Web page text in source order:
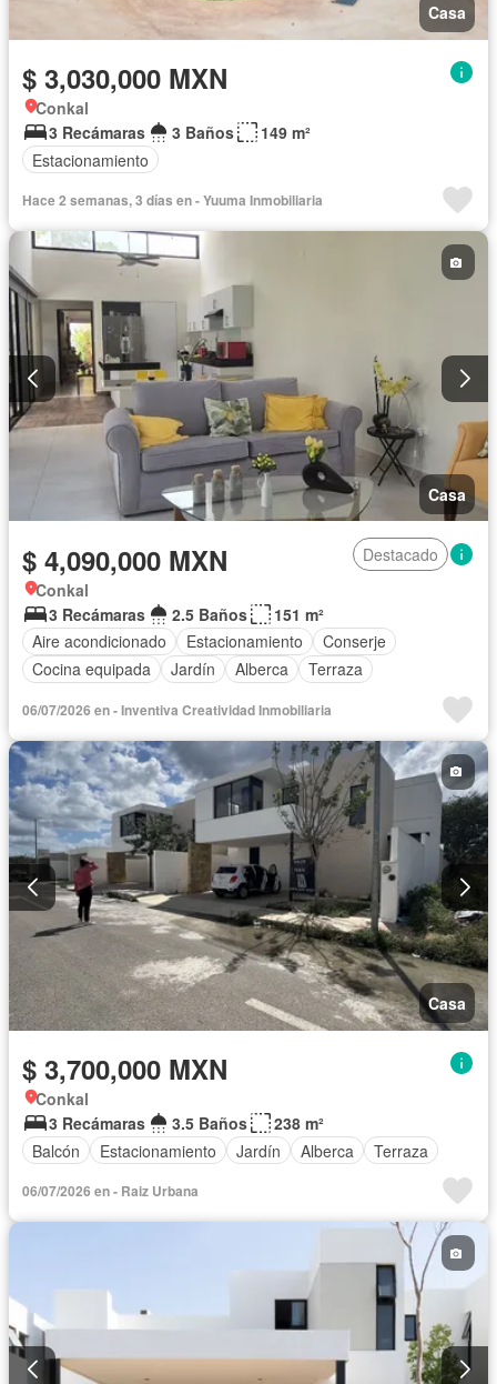
Casa
$ 3,030,000 MXN
Conkal
3 Recámaras
3 Baños
149 m²
Estacionamiento
Hace 2 semanas, 3 días en - Yuuma Inmobiliaria
Casa
$ 4,090,000 MXN
Destacado
Conkal
3 Recámaras
2.5 Baños
151 m²
Aire acondicionado
Estacionamiento
Conserje
Cocina equipada
Jardín Alberca Terraza
06/07/2026 en - Inventiva Creatividad Inmobiliaria
Casa
$ 3,700,000 MXN
Conkal
3 Recámaras
3.5 Baños
238 m²
Balcón
Estacionamiento Jardín Alberca Terraza
06/07/2026 en - Raiz Urbana